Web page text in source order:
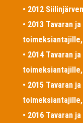
• 2012
• 2013 Tavaran
• 2014 Tavaran
• 2015 Tavaran
• 2016 Tavaran